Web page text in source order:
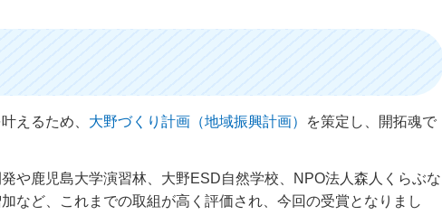
えるため、 大野づくり計画（地域振興計画）
を策定し、開拓魂で
や鹿児島大学演習林、大野ESD自然学校、NPO法人森人くらぶな
など、これまでの取組が高く評価され、今回の受賞となりまし